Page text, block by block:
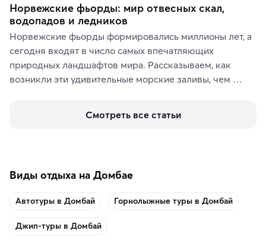
Норвежские фьорды: мир отвесных скал,
водопадов и ледников
Норвежские фьорды формировались миллионы лет, а
сегодня входят в число самых впечатляющих
природных ландшафтов мира. Рассказываем, как
возникли эти удивительные морские заливы, чем
включить в маршрут по Норвегии.
Смотреть все статьи
Виды отдыха на Домбае
Автотуры в Домбай Горнолыжные туры в Домбай
Джип-туры в Домбай